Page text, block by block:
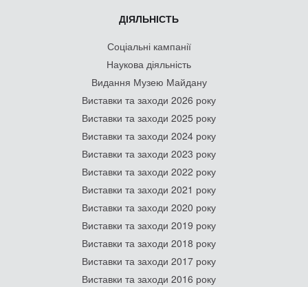
ДІЯЛЬНІСТЬ
Соціальні кампанії
Наукова діяльність
Видання Музею Майдану
Виставки та заходи 2026 року
Виставки та заходи 2025 року
Виставки та заходи 2024 року
Виставки та заходи 2023 року
Виставки та заходи 2022 року
Виставки та заходи 2021 року
Виставки та заходи 2020 року
Виставки та заходи 2019 року
Виставки та заходи 2018 року
Виставки та заходи 2017 року
Виставки та заходи 2016 року